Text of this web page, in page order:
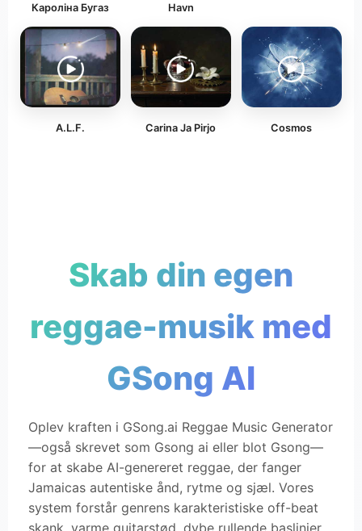
Кароліна Бугаз
Havn
A.L.F. Carina Ja Pirjo Cosmos
Skab din egen
reggae-musik med
GSong AI
Oplev kraften i GSong.ai Reggae Music Generator
—også skrevet som Gsong ai eller blot Gsong—
for at skabe AI-genereret reggae, der fanger
Jamaicas autentiske ånd, rytme og sjæl. Vores
system forstår genrens karakteristiske off-beat
skank, varme guitarstød, dybe rullende baslinjer